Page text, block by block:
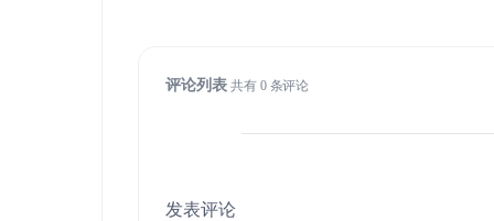
评论列表共有 0条评论
发表评论